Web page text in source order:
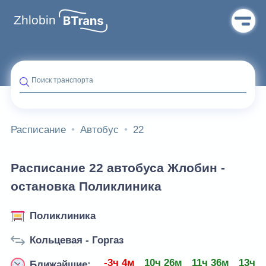
Zhlobin
Поиск транспорта
Расписание Автобус 22
Расписание 22 автобуса Жлобин -
остановка Поликлиника
Поликлиника
Кольцевая - Горгаз
-3ч 4м 10ч 26м 11ч 36м 13ч